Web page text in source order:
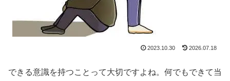
2023.10.30 2026.07.18
できる意識を持つことって大切ですよね。何でもできて当